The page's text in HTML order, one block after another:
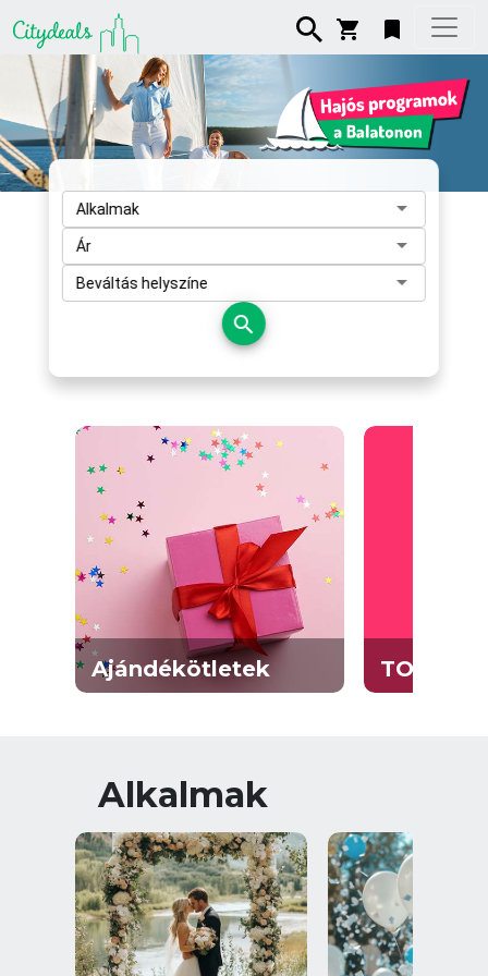
Alkalmak
Ár
Beváltás helyszíne
search
Ajándékötletek TOP 30
Alkalmak